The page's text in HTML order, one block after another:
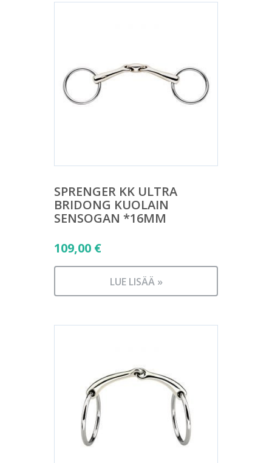
SPRENGER KK ULTRA
BRIDONG KUOLAIN
SENSOGAN *16MM
109,00 €
LUE LISÄÄ »